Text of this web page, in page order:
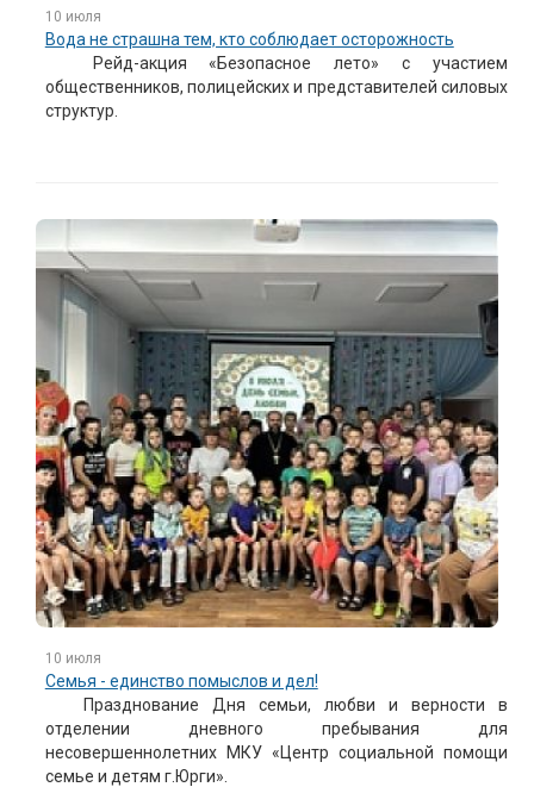
10 июля
Вода не страшна тем, кто соблюдает осторожность
Рейд-акция «Безопасное лето» с участием
общественников, полицейских и представителей силовых
структур.
10 июля
Семья - единство помыслов и дел!
Празднование Дня семьи, любви и верности в
отделении дневного пребывания для
несовершеннолетних МКУ «Центр социальной помощи
семье и детям г.Юрги».